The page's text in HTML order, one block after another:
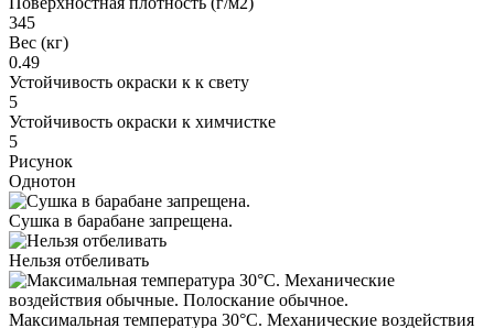
345
Вес (кг)
0.49
Устойчивость окраски к к свету
5
Устойчивость окраски к химчистке
5
Рисунок
Однотон
Сушка в барабане запрещена.
Нельзя отбеливать
Максимальная температура 30°С. Механические воздействия